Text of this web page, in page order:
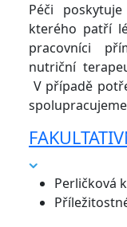
Péči
kterého patří
pracovníci
nutriční
V případě
Perličková